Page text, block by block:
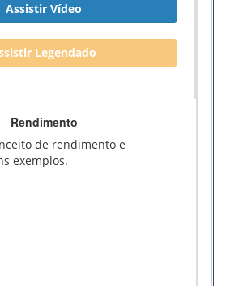
Assistir Vídeo
Legendado
Rendimento
de rendimento e
exemplos.